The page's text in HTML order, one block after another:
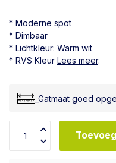
* Moderne spot
* Dimbaar
* Lichtkleur: Warm wit
* RVS Kleur Lees meer.
_Gatmaat goed